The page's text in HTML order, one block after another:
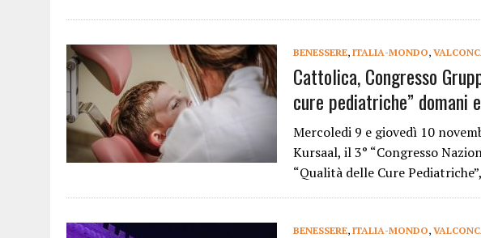
BENESSERE, ITALIA-MONDO,
Cattolica, Congresso
cure pediatriche” domani
Mercoledi 9 e giovedì 10
Kursaal, il 3° “Congresso
“Qualità delle Cure
BENESSERE, ITALIA-MONDO,